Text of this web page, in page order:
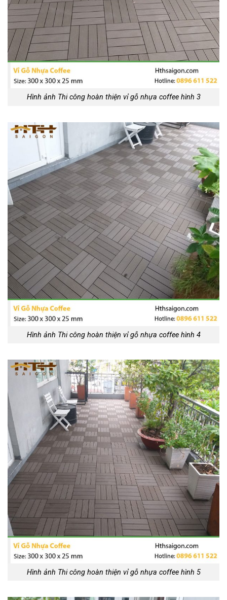
Hình ảnh Thi công hoàn thiện vỉ gỗ nhựa coffee hình 3
Hình ảnh Thi công hoàn thiện vỉ gỗ nhựa coffee hình 4
Hình ảnh Thi công hoàn thiện vỉ gỗ nhựa coffee hình 5